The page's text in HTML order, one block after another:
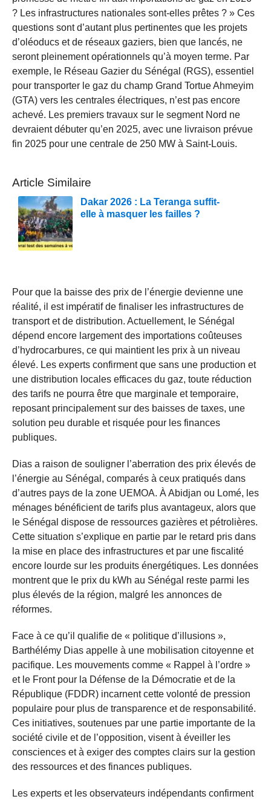
? Les infrastructures nationales sont-elles prêtes ? » Ces
questions sont d’autant plus pertinentes que les projets
d’oléoducs et de réseaux gaziers, bien que lancés, ne
seront pleinement opérationnels qu’à moyen terme. Par
exemple, le Réseau Gazier du Sénégal (RGS), essentiel
pour transporter le gaz du champ Grand Tortue Ahmeyim
(GTA) vers les centrales électriques, n’est pas encore
achevé. Les premiers travaux sur le segment Nord ne
devraient débuter qu’en 2025, avec une livraison prévue
fin 2025 pour une centrale de 250 MW à Saint-Louis.
Article Similaire
Dakar 2026 : La Teranga suffit-
elle à masquer les failles ?
Pour que la baisse des prix de l’énergie devienne une
réalité, il est impératif de finaliser les infrastructures de
transport et de distribution. Actuellement, le Sénégal
dépend encore largement des importations coûteuses
d’hydrocarbures, ce qui maintient les prix à un niveau
élevé. Les experts confirment que sans une production et
une distribution locales efficaces du gaz, toute réduction
des tarifs ne pourra être que marginale et temporaire,
reposant principalement sur des baisses de taxes, une
solution peu durable et risquée pour les finances
publiques.
Dias a raison de souligner l’aberration des prix élevés de
l’énergie au Sénégal, comparés à ceux pratiqués dans
d’autres pays de la zone UEMOA. À Abidjan ou Lomé, les
ménages bénéficient de tarifs plus avantageux, alors que
le Sénégal dispose de ressources gazières et pétrolières.
Cette situation s’explique en partie par le retard pris dans
la mise en place des infrastructures et par une fiscalité
encore lourde sur les produits énergétiques. Les données
montrent que le prix du kWh au Sénégal reste parmi les
plus élevés de la région, malgré les annonces de
réformes.
Face à ce qu’il qualifie de « politique d’illusions »,
Barthélémy Dias appelle à une mobilisation citoyenne et
pacifique. Les mouvements comme « Rappel à l’ordre »
et le Front pour la Défense de la Démocratie et de la
République (FDDR) incarnent cette volonté de pression
populaire pour plus de transparence et de responsabilité.
Ces initiatives, soutenues par une partie importante de la
société civile et de l’opposition, visent à éveiller les
consciences et à exiger des comptes clairs sur la gestion
des ressources et des finances publiques.
Les experts et les observateurs indépendants confirment